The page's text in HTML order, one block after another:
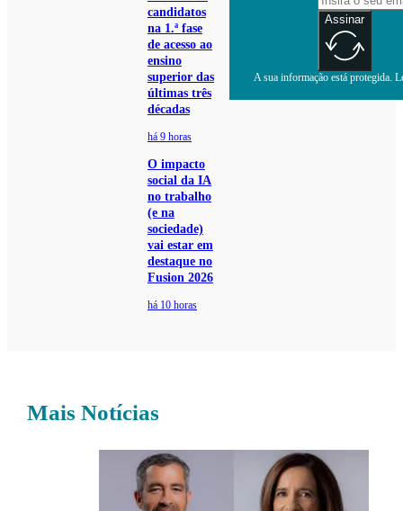
candidatos
na 1.ª fase
de acesso ao
ensino
superior das
últimas três
décadas
há 9 horas
O impacto
social da IA
no trabalho
(e na
sociedade)
vai estar em
destaque no
Fusion 2026
há 10 horas
Assinar
A sua informação está protegida.
Mais Notícias